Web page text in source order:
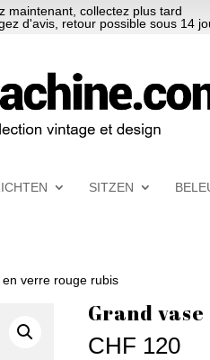
maintenant, collectez plus tard
d'avis, retour possible sous 14
SITZEN
verre rouge rubis
Grand
CHF 120